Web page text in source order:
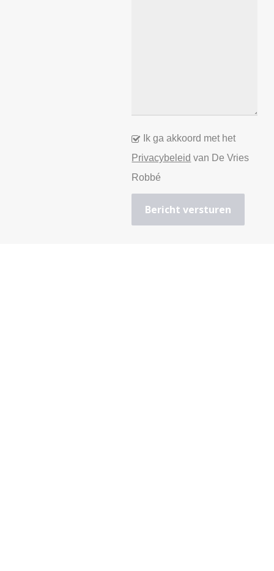
Ik ga akkoord met het
Privacybeleid van De Vries
Robbé